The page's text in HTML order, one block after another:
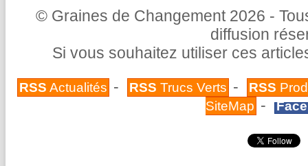
© Graines de Changement 2026 -
diffusion
Si vous souhaitez utiliser ces
RSS Actualités - RSS Trucs Verts - RSS
SiteMap -